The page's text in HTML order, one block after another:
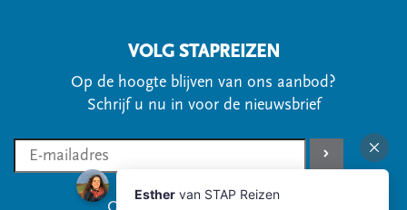
VOLG STAPREIZEN
Op de hoogte blijven van ons aanbod?
Schrijf u nu in voor de nieuwsbrief